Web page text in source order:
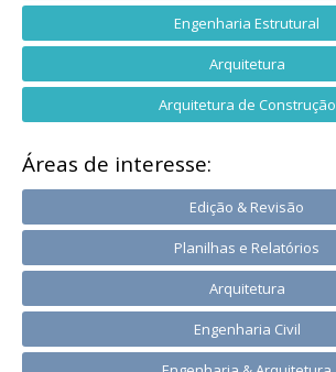
Engenharia Estrutural
Arquitetura
Arquitetura de Construção
Áreas de interesse:
Edição & Revisão
Planilhas e Relatórios
Arquitetura
Engenharia Civil